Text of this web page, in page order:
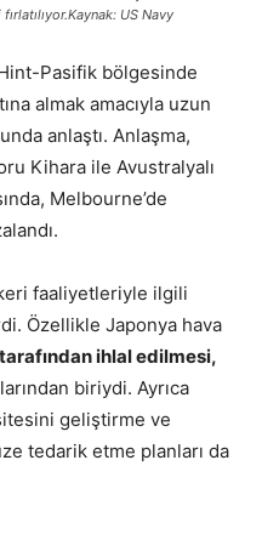
US Navy
Pasifik bölgesinde
almak amacıyla uzun
anlaştı. Anlaşma,
Kihara ile Avustralyalı
Melbourne’de
faaliyetleriyle ilgili
Özellikle Japonya hava
ihlal edilmesi,
biriydi. Ayrıca
geliştirme ve
tedarik etme planları da